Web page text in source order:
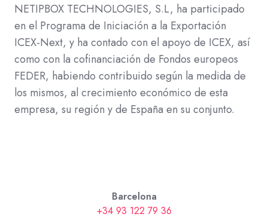
NETIPBOX TECHNOLOGIES, S.L, ha participado
en el Programa de Iniciación a la Exportación
ICEX-Next, y ha contado con el apoyo de ICEX, así
como con la cofinanciación de Fondos europeos
FEDER, habiendo contribuido según la medida de
los mismos, al crecimiento económico de esta
empresa, su región y de España en su conjunto.
Barcelona
+34 93 122 79 36